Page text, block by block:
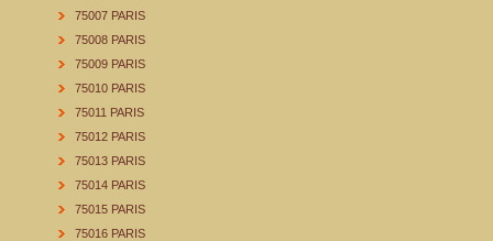
75007 PARIS
75008 PARIS
75009 PARIS
75010 PARIS
75011 PARIS
75012 PARIS
75013 PARIS
75014 PARIS
75015 PARIS
75016 PARIS